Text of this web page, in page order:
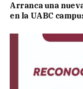
Arranca una
en la UABC